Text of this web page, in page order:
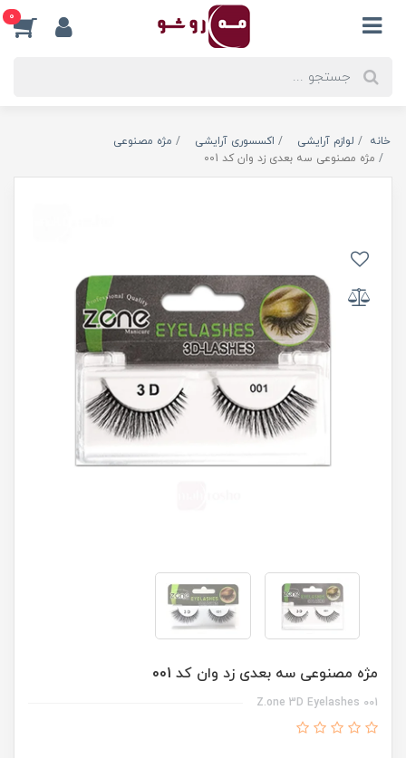
0
خانه لوازم آرایشی اکسسوری آرایشی
مژه مصنوعی
مژه مصنوعی سه بعدی زد وان کد 001
مژه مصنوعی سه بعدی زد وان کد 001
Z.one 3D Eyelashes 001